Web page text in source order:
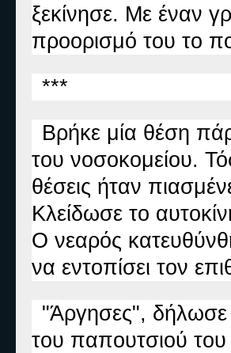
ξεκίνησε. Με έναν
προορισμό του το
***
Βρήκε μία θέση
του νοσοκομείου.
θέσεις ήταν
Κλείδωσε το
Ο νεαρός
να εντοπίσει τον
"Άργησες", δήλωσε
του παπουτσιού